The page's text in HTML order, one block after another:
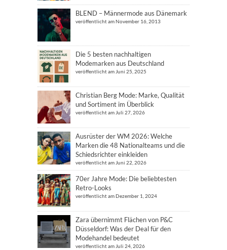
BLEND – Männermode aus Dänemark
veröffentlicht am November 16, 2013
Die 5 besten nachhaltigen
Modemarken aus Deutschland
veröffentlicht am Juni 25, 2025
Christian Berg Mode: Marke, Qualität
und Sortiment im Überblick
veröffentlicht am Juli 27, 2026
Ausrüster der WM 2026: Welche
Marken die 48 Nationalteams und die
Schiedsrichter einkleiden
veröffentlicht am Juni 22, 2026
70er Jahre Mode: Die beliebtesten
Retro-Looks
veröffentlicht am Dezember 1, 2024
Zara übernimmt Flächen von P&C
Düsseldorf: Was der Deal für den
Modehandel bedeutet
veröffentlicht am Juli 24, 2026